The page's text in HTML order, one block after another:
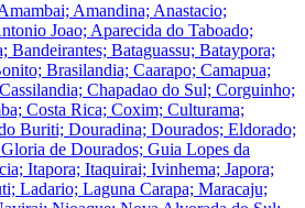
Amandina; Anastacio;
Joao; Aparecida do Taboado;
Bataguassu; Bataypora;
Brasilandia; Caarapo; Camapua;
Chapadao do Sul; Corguinho;
Costa Rica; Coxim; Culturama;
Buriti; Douradina; Dourados; Eldorado;
de Dourados; Guia Lopes da
Itapora; Itaquirai; Ivinhema; Japora;
Ladario; Laguna Carapa; Maracaju;